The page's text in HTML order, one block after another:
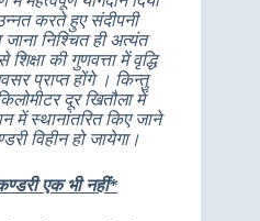
करते हुए संदीपनी
निश्चित ही अत्यंत
की गुणवत्ता में वृद्धि
प्राप्त होंगे । किन्तु
दूर खितौला में
में स्थानांतरित किए जाने
विहीन हो जायेगा।
एक भी नहीं*